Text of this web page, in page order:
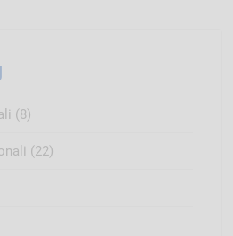
(8)
(22)